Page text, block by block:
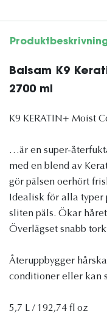
Balsam K9
2700 ml
K9 KERATIN+ Moist
…är en super-
med en blend av
gör pälsen oerhört
Idealisk för alla typer
sliten päls. Ökar
Överlägset snabb
Återuppbygger
conditioner eller kan
5,7 L / 192,74 fl oz